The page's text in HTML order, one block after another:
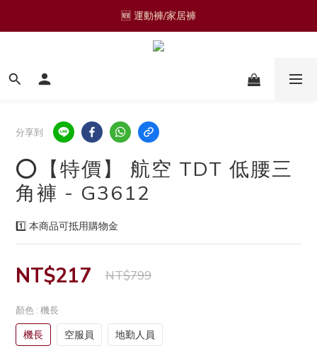
🆕 運動褲/家居褲
🎁熱轉印材質獨家設計圖樣 🎁
分享到
⭕️【特價】 航空 TDT 低腰三
角褲 - G3612
1️⃣ 本商品可抵用購物金
NT$799
NT$217
顏色 : 機長
機長 空服員 地勤人員